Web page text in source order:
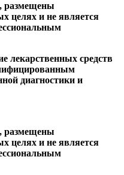
размещены
целях и не является
лекарственных средств
диагностики и
размещены
целях и не является